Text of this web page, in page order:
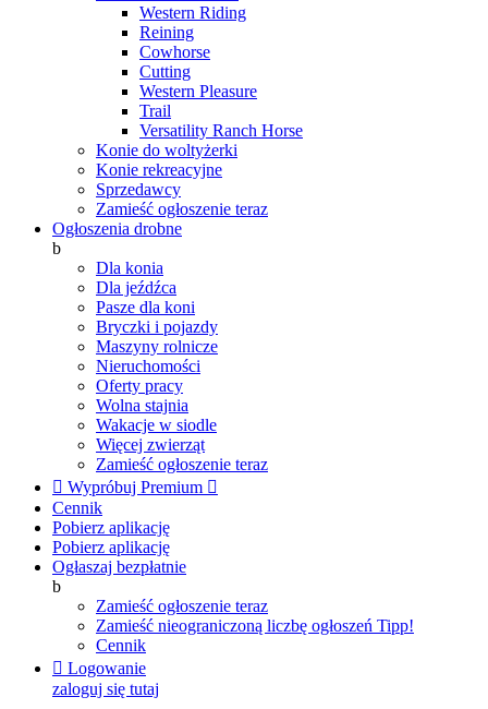
Western Riding
Reining
Cowhorse
Cutting
Western Pleasure
Trail
Versatility Ranch Horse
Konie do woltyżerki
Konie rekreacyjne
Sprzedawcy
Zamieść ogłoszenie teraz
Ogłoszenia drobne
b
Dla konia
Dla jeźdźca
Pasze dla koni
Bryczki i pojazdy
Maszyny rolnicze
Nieruchomości
Oferty pracy
Wolna stajnia
Wakacje w siodle
Więcej zwierząt
Zamieść ogłoszenie teraz
 Wypróbuj Premium 
Cennik
Pobierz aplikację
Pobierz aplikację
Ogłaszaj bezpłatnie
b
Zamieść ogłoszenie teraz
Zamieść nieograniczoną liczbę ogłoszeń Tipp!
Cennik
 Logowanie
zaloguj się tutaj